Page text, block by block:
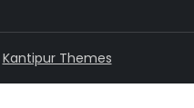
Kantipur Themes